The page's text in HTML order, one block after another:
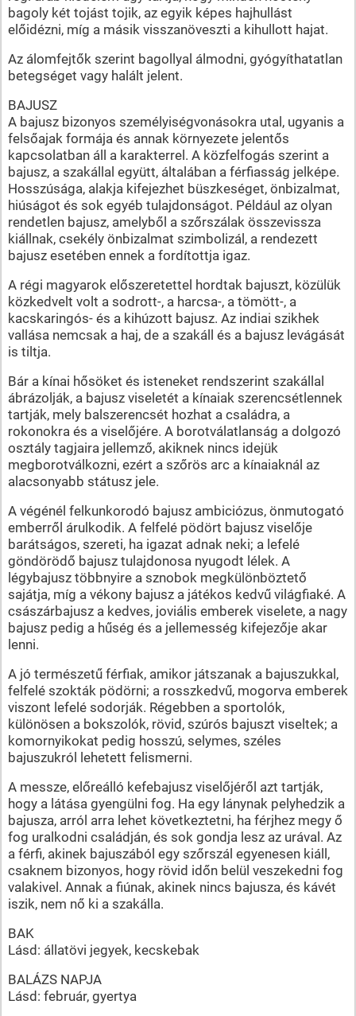
bagoly két tojást tojik, az egyik képes hajhullást
előidézni, míg a másik visszanöveszti a kihullott hajat.
Az álomfejtők szerint bagollyal álmodni, gyógyíthatatlan
betegséget vagy halált jelent.
BAJUSZ
A bajusz bizonyos személyiségvonásokra utal, ugyanis a
felsőajak formája és annak környezete jelentős
kapcsolatban áll a karakterrel. A közfelfogás szerint a
bajusz, a szakállal együtt, általában a férfiasság jelképe.
Hosszúsága, alakja kifejezhet büszkeséget, önbizalmat,
hiúságot és sok egyéb tulajdonságot. Például az olyan
rendetlen bajusz, amelyből a szőrszálak összevissza
kiállnak, csekély önbizalmat szimbolizál, a rendezett
bajusz esetében ennek a fordítottja igaz.
A régi magyarok előszeretettel hordtak bajuszt, közülük
közkedvelt volt a sodrott-, a harcsa-, a tömött-, a
kacskaringós- és a kihúzott bajusz. Az indiai szikhek
vallása nemcsak a haj, de a szakáll és a bajusz levágását
is tiltja.
Bár a kínai hősöket és isteneket rendszerint szakállal
ábrázolják, a bajusz viseletét a kínaiak szerencsétlennek
tartják, mely balszerencsét hozhat a családra, a
rokonokra és a viselőjére. A borotválatlanság a dolgozó
osztály tagjaira jellemző, akiknek nincs idejük
megborotválkozni, ezért a szőrös arc a kínaiaknál az
alacsonyabb státusz jele.
A végénél felkunkorodó bajusz ambiciózus, önmutogató
emberről árulkodik. A felfelé pödört bajusz viselője
barátságos, szereti, ha igazat adnak neki; a lefelé
göndörödő bajusz tulajdonosa nyugodt lélek. A
légybajusz többnyire a sznobok megkülönböztető
sajátja, míg a vékony bajusz a játékos kedvű világfiaké. A
császárbajusz a kedves, joviális emberek viselete, a nagy
bajusz pedig a hűség és a jellemesség kifejezője akar
lenni.
A jó természetű férfiak, amikor játszanak a bajuszukkal,
felfelé szokták pödörni; a rosszkedvű, mogorva emberek
viszont lefelé sodorják. Régebben a sportolók,
különösen a bokszolók, rövid, szúrós bajuszt viseltek; a
komornyikokat pedig hosszú, selymes, széles
bajuszukról lehetett felismerni.
A messze, előreálló kefebajusz viselőjéről azt tartják,
hogy a látása gyengülni fog. Ha egy lánynak pelyhedzik a
bajusza, arról arra lehet következtetni, ha férjhez megy ő
fog uralkodni családján, és sok gondja lesz az urával. Az
a férfi, akinek bajuszából egy szőrszál egyenesen kiáll,
csaknem bizonyos, hogy rövid időn belül veszekedni fog
valakivel. Annak a fiúnak, akinek nincs bajusza, és kávét
iszik, nem nő ki a szakálla.
BAK
Lásd: állatövi jegyek, kecskebak
BALÁZS NAPJA
Lásd: február, gyertya